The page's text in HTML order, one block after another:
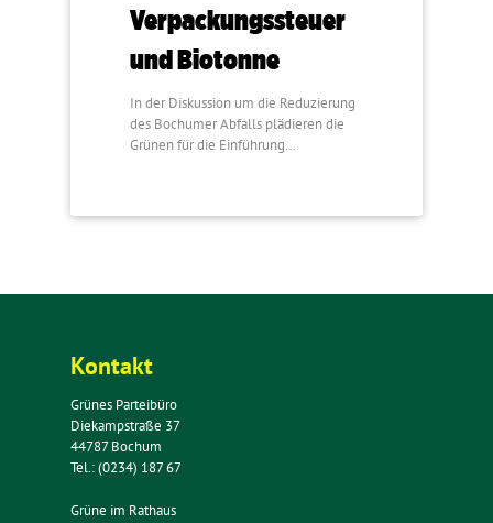
Verpackungssteuer
und Biotonne
In der Diskussion um die Reduzierung
des Bochumer Abfalls plädieren die
Grünen für die Einführung…
Kontakt
Grünes Parteibüro
Diekampstraße 37
44787 Bochum
Tel.: (0234) 187 67
Grüne im Rathaus